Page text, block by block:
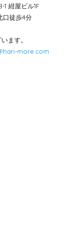
1 紺屋ビル1F
徒歩4分
ます。
more.com